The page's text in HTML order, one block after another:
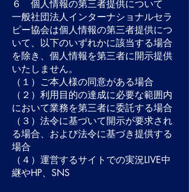
６ 個人情報の第三者提供について
一般社団法人インターナショナルセラ
ピー協会は個人情報の第三者提供につ
いて、以下のいずれかに該当する場合
を除き、個人情報を第三者に開示提供
いたしません。
（１）ご本人様の同意がある場合
（２）利用目的の達成に必要な範囲内
において業務を第三者に委託する場合
（３）法令に基づいて開示が要求され
る場合、および法令に基づき提供する
場合
（４）運営するサイトでの実況LIVE中
継やHP、SNS